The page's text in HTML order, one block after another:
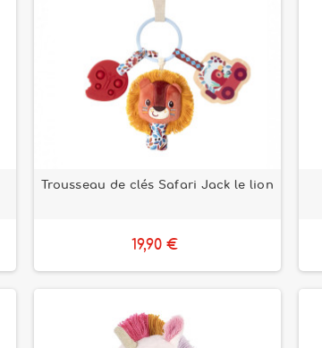
Trousseau de clés Safari Jack le lion
19,90 €